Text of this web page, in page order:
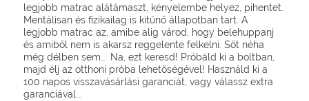
legjobb matrac alátámaszt, kényelembe helyez, pihentet.
Mentálisan és fizikailag is kitűnő állapotban tart. A
legjobb matrac az, amibe alig várod, hogy belehuppanj
és amiből nem is akarsz reggelente felkelni. Sőt néha
még délben sem… Na, ezt keresd! Próbáld ki a boltban,
majd élj az otthoni próba lehetőségével! Használd ki a
100 napos visszavásárlási garanciát, vagy válassz extra
garanciával...